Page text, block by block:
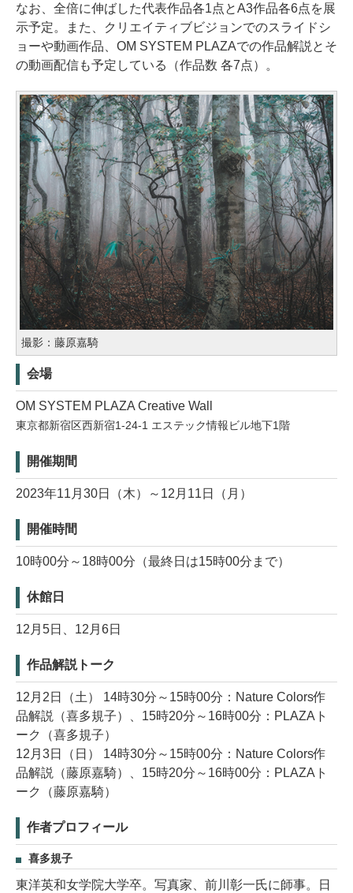
なお、全倍に伸ばした代表作品各1点とA3作品各6点を展
示予定。また、クリエイティブビジョンでのスライドシ
ョーや動画作品、OM SYSTEM PLAZAでの作品解説とそ
の動画配信も予定している（作品数 各7点）。
撮影：藤原嘉騎
会場
OM SYSTEM PLAZA Creative Wall
東京都新宿区西新宿1-24-1 エステック情報ビル地下1階
開催期間
2023年11月30日（木）～12月11日（月）
開催時間
10時00分～18時00分（最終日は15時00分まで）
休館日
12月5日、12月6日
作品解説トーク
12月2日（土） 14時30分～15時00分：Nature Colors作
品解説（喜多規子）、15時20分～16時00分：PLAZAト
ーク（喜多規子）
12月3日（日） 14時30分～15時00分：Nature Colors作
品解説（藤原嘉騎）、15時20分～16時00分：PLAZAト
ーク（藤原嘉騎）
作者プロフィール
喜多規子
東洋英和女学院大学卒。写真家、前川彰一氏に師事。日